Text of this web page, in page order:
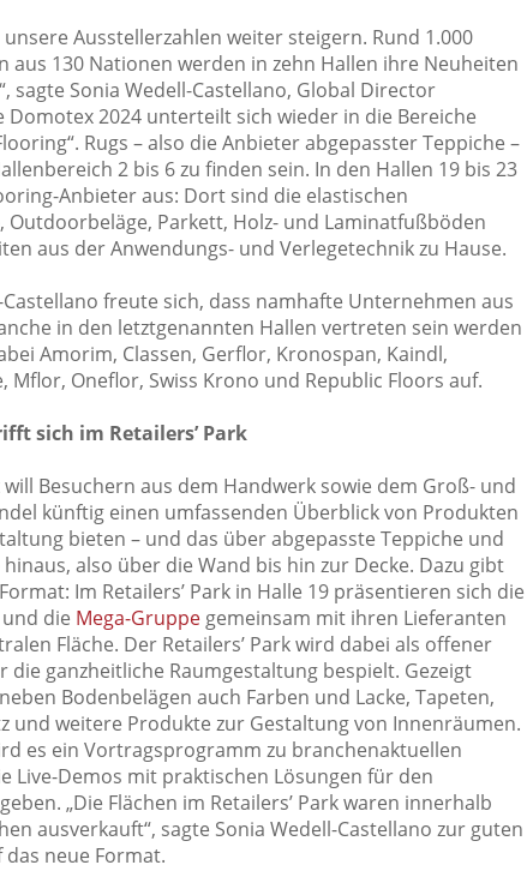
Ausstellerzahlen weiter steigern. Rund 1.000
aus 130 Nationen werden in zehn Hallen ihre Neuheiten
sagte Sonia Wedell-Castellano, Global Director
Domotex 2024 unterteilt sich wieder in die Bereiche
Rugs – also die Anbieter abgepasster Teppiche –
2 bis 6 zu finden sein. In den Hallen 19 bis 23
Anbieter aus: Dort sind die elastischen
Outdoorbeläge, Parkett, Holz- und Laminatfußböden
aus der Anwendungs- und Verlegetechnik zu Hause.
Castellano freute sich, dass namhafte Unternehmen aus
in den letztgenannten Hallen vertreten sein werden
Amorim, Classen, Gerflor, Kronospan, Kaindl,
Mflor, Oneflor, Swiss Krono und Republic Floors auf.
sich im Retailers’ Park
Besuchern aus dem Handwerk sowie dem Groß- und
künftig einen umfassenden Überblick von Produkten
bieten – und das über abgepasste Teppiche und
also über die Wand bis hin zur Decke. Dazu gibt
Im Retailers’ Park in Halle 19 präsentieren sich die
die Mega-Gruppe gemeinsam mit ihren Lieferanten
Fläche. Der Retailers’ Park wird dabei als offener
die ganzheitliche Raumgestaltung bespielt. Gezeigt
Bodenbelägen auch Farben und Lacke, Tapeten,
und weitere Produkte zur Gestaltung von Innenräumen.
es ein Vortragsprogramm zu branchenaktuellen
Live-Demos mit praktischen Lösungen für den
„Die Flächen im Retailers’ Park waren innerhalb
ausverkauft“, sagte Sonia Wedell-Castellano zur guten
das neue Format.